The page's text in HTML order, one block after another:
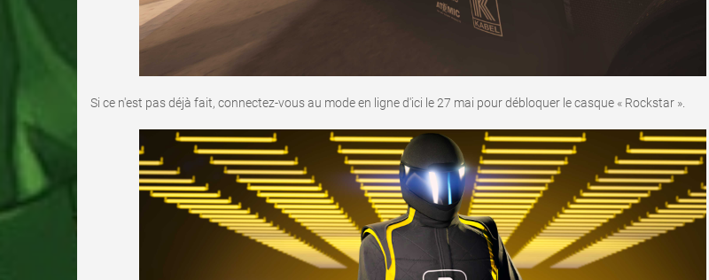
Si ce n'est pas déjà fait, connectez-vous au mode en ligne d'ici le 27 mai pour débloquer le casque « Rockstar ».